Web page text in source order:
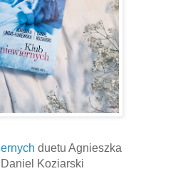
duetu Agnieszka
Koziarski